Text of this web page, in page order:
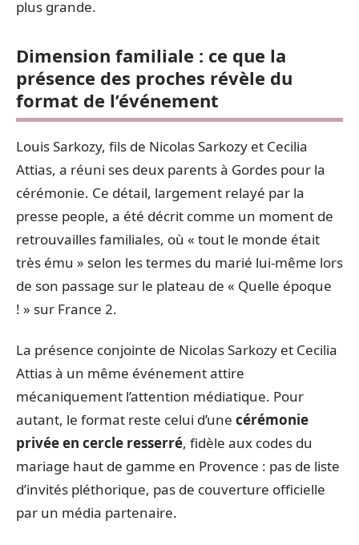
plus grande.
Dimension familiale : ce que la
présence des proches révèle du
format de l’événement
Louis Sarkozy, fils de Nicolas Sarkozy et Cecilia
Attias, a réuni ses deux parents à Gordes pour la
cérémonie. Ce détail, largement relayé par la
presse people, a été décrit comme un moment de
retrouvailles familiales, où « tout le monde était
très ému » selon les termes du marié lui-même lors
de son passage sur le plateau de « Quelle époque
! » sur France 2.
La présence conjointe de Nicolas Sarkozy et Cecilia
Attias à un même événement attire
mécaniquement l’attention médiatique. Pour
autant, le format reste celui d’une cérémonie
privée en cercle resserré, fidèle aux codes du
mariage haut de gamme en Provence : pas de liste
d’invités pléthorique, pas de couverture officielle
par un média partenaire.